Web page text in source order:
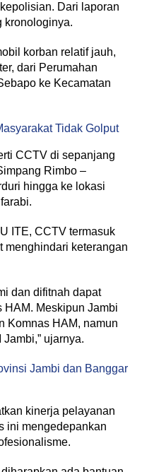
Dari laporan
kronologinya.
korban relatif jauh,
dari Perumahan
ke Kecamatan
Tidak Golput
CCTV di sepanjang
Rimbo –
hingga ke lokasi
ITE, CCTV termasuk
menghindari keterangan
dan difitnah dapat
HAM. Meskipun Jambi
Komnas HAM, namun
ujarnya.
Jambi dan Banggar
kinerja pelayanan
ini mengedepankan